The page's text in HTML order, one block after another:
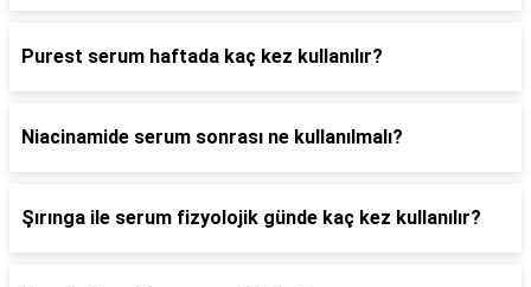
Purest serum haftada kaç kez kullanılır?
Niacinamide serum sonrası ne kullanılmalı?
Şırınga ile serum fizyolojik günde kaç kez kullanılır?